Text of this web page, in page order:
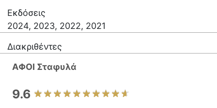
Εκδόσεις
2024, 2023, 2022, 2021
Διακριθέντες
ΑΦΟΙ Σταφυλά
9.6